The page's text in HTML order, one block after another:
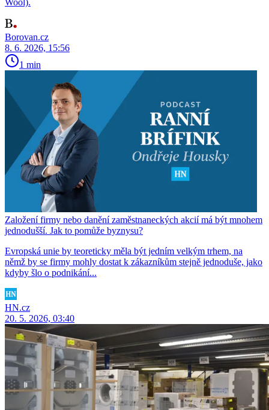
Borovan.cz
8. 6. 2026, 15:56
1 min
Založení firmy nebo danění zaměstnaneckých akcií má být mnohem
jednodušší. Jak to pomůže byznysu?
Evropská unie by teoreticky měla být jedním velkým trhem, na
němž by se firmy mohly dostat k zákazníkům stejně jednoduše, jako
kdyby šlo o podnikání...
HN.cz
20. 5. 2026, 03:40